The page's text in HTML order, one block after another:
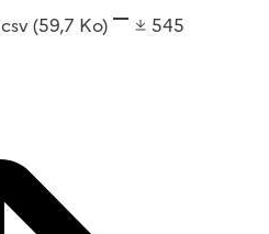
csv(59,7 Ko)
545